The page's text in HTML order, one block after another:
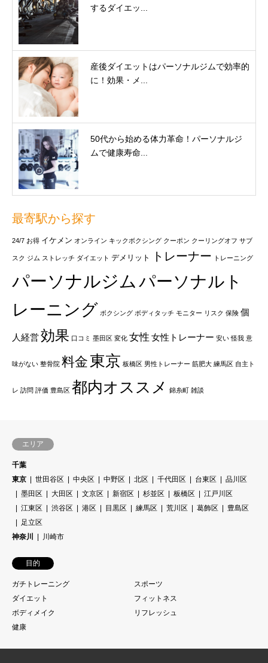
するダイエッ...
産後ダイエットはパーソナルジムで効率的
に！効果・メ...
50代から始める体力革命！パーソナルジ
ムで健康寿命...
最寄駅から探す
24/7 お得 イケメン オンライン キックボクシング クーポン クーリングオフ サブ
スク ジム ストレッチ ダイエット デメリット トレーナー トレーニング
パーソナルジム パーソナルト
レーニング ボクシング ボディタッチ モニター リスク 保険 個
人経営効果 口コミ 墨田区 変化 女性 女性トレーナー 安い 怪我 意
味がない 整骨院 料金 東京 板橋区 男性トレーナー 筋肥大 練馬区 自主ト
レ 訪問 評価 豊島区 都内オススメ 錦糸町 雑談
エリア
千葉
東京
世田谷区 中央区 中野区 北区 千代田区 台東区
品川区
墨田区
大田区 文京区 新宿区 杉並区 板橋区
江戸川区
江東区
渋谷区 港区 目黒区 練馬区 荒川区 葛飾区
豊島区
足立区
神奈川
川崎市
目的
ガチトレーニング
スポーツ
ダイエット
フィットネス
ボディメイク
リフレッシュ
健康